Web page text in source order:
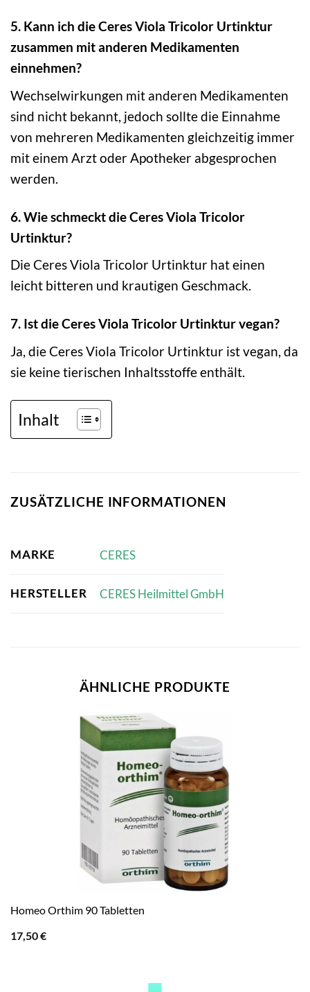
5. Kann ich die Ceres Viola Tricolor Urtinktur
zusammen mit anderen Medikamenten
einnehmen?
Wechselwirkungen mit anderen Medikamenten
sind nicht bekannt, jedoch sollte die Einnahme
von mehreren Medikamenten gleichzeitig immer
mit einem Arzt oder Apotheker abgesprochen
werden.
6. Wie schmeckt die Ceres Viola Tricolor
Urtinktur?
Die Ceres Viola Tricolor Urtinktur hat einen
leicht bitteren und krautigen Geschmack.
7. Ist die Ceres Viola Tricolor Urtinktur vegan?
Ja, die Ceres Viola Tricolor Urtinktur ist vegan, da
sie keine tierischen Inhaltsstoffe enthält.
Inhalt
ZUSÄTZLICHE INFORMATIONEN
MARKE CERES
HERSTELLER CERES Heilmittel GmbH
ÄHNLICHE PRODUKTE
Homeo Orthim 90 Tabletten
17,50€